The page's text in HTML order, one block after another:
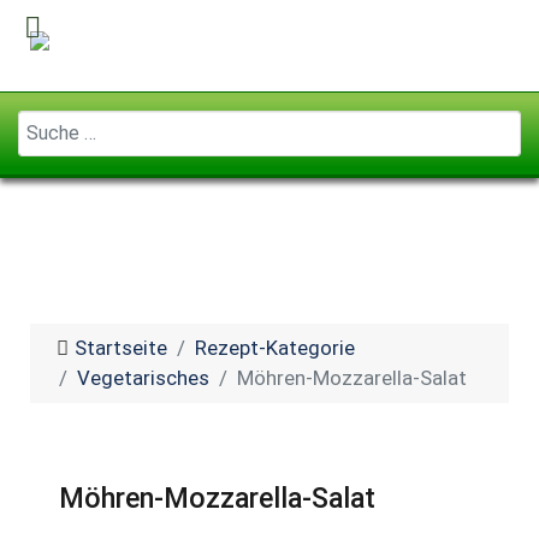
Startseite
Rezept-Kategorie
Vegetarisches
Möhren-Mozzarella-Salat
Möhren-Mozzarella-Salat